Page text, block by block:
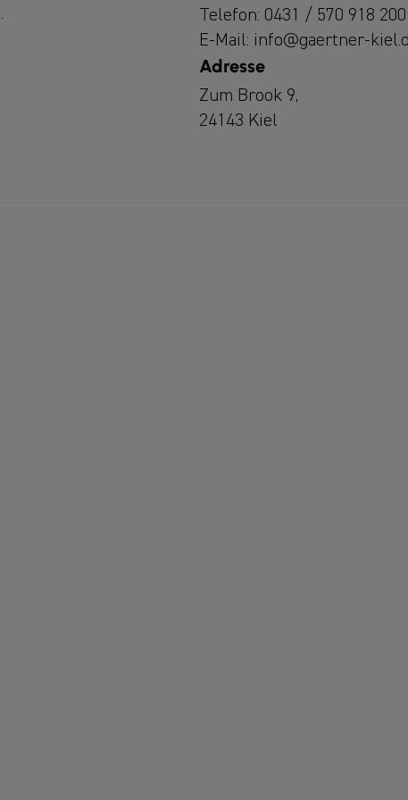
Telefon: 0431 / 570 918 200
E-Mail: info@gaertner-
Adresse
Zum Brook 9,
24143 Kiel